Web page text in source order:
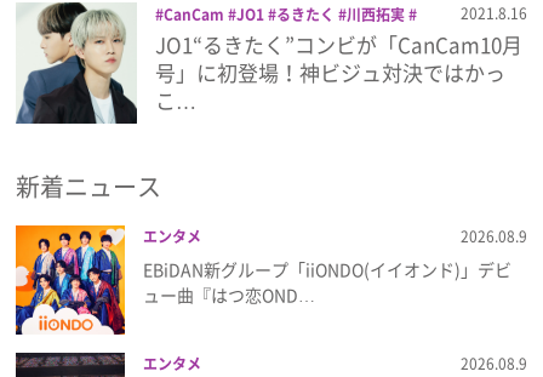
CanCam JO1 るきたく
川西拓実
白岩瑠姫 雑誌
2021.8.16
JO1“るきたく”コンビが「CanCam10月
号」に初登場！神ビジュ対決ではかっ
こ…
新着ニュース
エンタメ 2026.08.9
EBiDAN新グループ「iiONDO(イイオンド)」デビ
ュー曲『はつ恋OND…
エンタメ 2026.08.9